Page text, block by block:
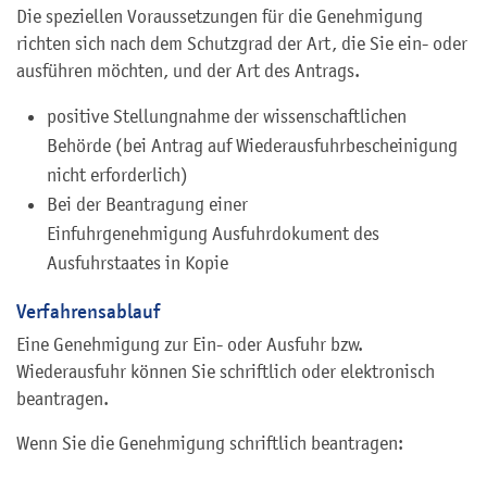
Die speziellen Voraussetzungen für die Genehmigung
richten sich nach dem Schutzgrad der Art, die Sie ein- oder
ausführen möchten, und der Art des Antrags.
positive Stellungnahme der wissenschaftlichen
Behörde (bei Antrag auf Wiederausfuhrbescheinigung
nicht erforderlich)
Bei der Beantragung einer
Einfuhrgenehmigung Ausfuhrdokument des
Ausfuhrstaates in Kopie
Verfahrensablauf
Eine Genehmigung zur Ein- oder Ausfuhr bzw.
Wiederausfuhr können Sie schriftlich oder elektronisch
beantragen.
Wenn Sie die Genehmigung schriftlich beantragen: